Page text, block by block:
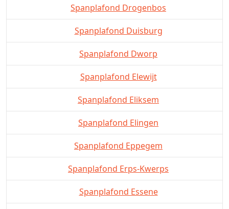
Spanplafond Drogenbos
Spanplafond Duisburg
Spanplafond Dworp
Spanplafond Elewijt
Spanplafond Eliksem
Spanplafond Elingen
Spanplafond Eppegem
Spanplafond Erps-Kwerps
Spanplafond Essene